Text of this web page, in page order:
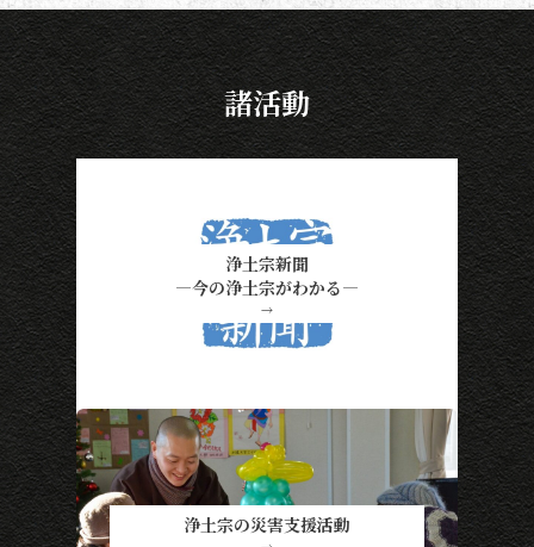
諸活動
浄土宗新聞
―今の浄土宗がわかる―
→
浄土宗の災害支援活動